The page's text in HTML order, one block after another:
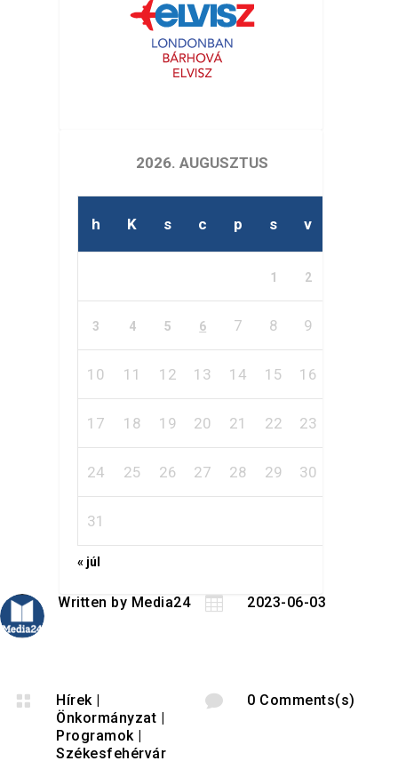
2026. AUGUSZTUS
h K s c p s v
1 2
3 4 5 6 7 8 9
10 11 12 13 14 15 16
17 18 19 20 21 22 23
24 25 26 27 28 29 30
31
« júl
Written by Media24  2023-06-03
 Hírek |
Önkormányzat |
Programok |
Székesfehérvár
 0 Comments(s)